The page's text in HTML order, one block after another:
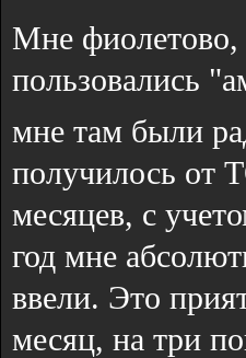
Мне
пользовались
мне там были
получилось от
месяцев, с
год мне
ввели. Это
месяц, на три